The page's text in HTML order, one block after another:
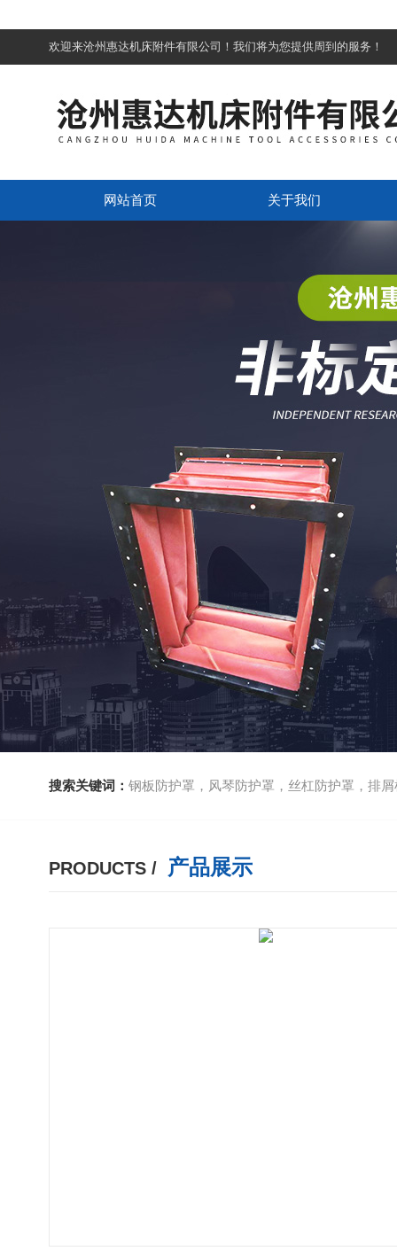
欢迎来沧州惠达机床附件有限公司！我们将为您提供周到的服务！
网站首页 关于我们
搜索关键词： 钢板防护罩，风琴防护罩，丝杠防护罩，排屑机
PRODUCTS / 产品展示